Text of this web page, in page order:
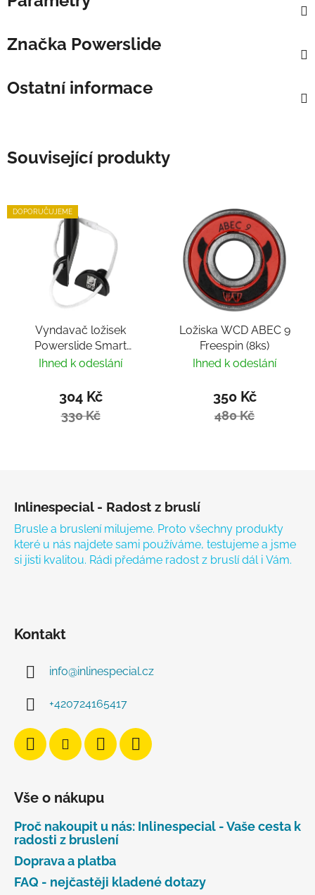
Značka Powerslide
Ostatní informace
Související produkty
DOPORUČUJEME
Vyndavač ložisek
Powerslide Smart
Bearing Remover by
Ihned k odeslání
304 Kč
330 Kč
Ložiska WCD ABEC 9
Freespin (8ks)
Ihned k odeslání
350 Kč
480 Kč
Inlinespecial - Radost z bruslí
Brusle a bruslení milujeme. Proto všechny produkty
které u nás najdete sami používáme, testujeme a jsme
si jisti kvalitou. Rádi předáme radost z bruslí dál i Vám.
Kontakt
info@inlinespecial.cz
+420724165417
Vše o nákupu
Proč nakoupit u nás: Inlinespecial - Vaše cesta k
radosti z bruslení
Doprava a platba
FAQ - nejčastěji kladené dotazy